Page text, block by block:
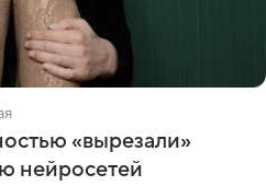
«вырезали»
нейросетей